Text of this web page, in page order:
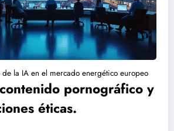
la IA en el mercado energético europeo
pornográfico y
éticas.